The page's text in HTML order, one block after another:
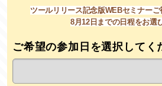
ツールリリース記念版WEBセミナー
8月12日までの日程をお選
ご希望の参加日を選択してく